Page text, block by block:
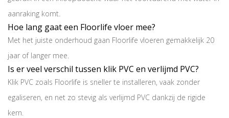
aanraking komt.
Hoe lang gaat een Floorlife vloer mee?
Met het juiste onderhoud gaan Floorlife vloeren gemakkelijk 20
jaar of langer mee.
Is er veel verschil tussen klik PVC en verlijmd PVC?
Klik PVC zoals Floorlife is sneller te installeren, vaak zonder
egaliseren, en net zo stevig als verlijmd PVC dankzij de rigide
kern.